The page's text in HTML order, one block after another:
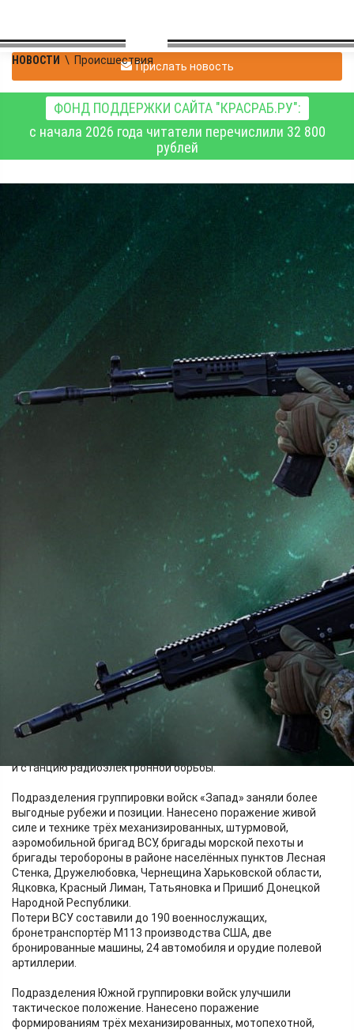
НОВОСТИ \ ПроисшествияПрислать новость
ФОНД ПОДДЕРЖКИ САЙТА "КРАСРАБ.РУ":
с начала 2026 года читатели перечислили 32 800
рублей
Сводка Минобороны РФ
о ходе специальной
военной операции на 21
мая 2026 года
Происшествия
21.05.2026 18:14
Подразделения группировки войск «Север» активными
действиями установили контроль над населённым пунктом
Шестеровка Харьковской области.
Нанесено поражение формированиям двух
механизированных бригад ВСУ и бригады теробороны в
районе населённых пунктов Великая Бабка, Гранов, Рясное,
Старица и Избицкое Харьковской области.
В Сумской области нанесено поражение живой силе и
технике механизированной, десантно-штурмовой бригад,
штурмового полка ВСУ и бригады теробороны в районе
населённых пунктов Могрица, Иволжанское, Запселье и
Дегтярное.
Противник потерял до 195 военнослужащих, 14 автомобилей
и станцию радиоэлектронной борьбы.
Подразделения группировки войск «Запад» заняли более
выгодные рубежи и позиции. Нанесено поражение живой
силе и технике трёх механизированных, штурмовой,
аэромобильной бригад ВСУ, бригады морской пехоты и
бригады теробороны в районе населённых пунктов Лесная
Стенка, Дружелюбовка, Чернещина Харьковской области,
Яцковка, Красный Лиман, Татьяновка и Пришиб Донецкой
Народной Республики.
Потери ВСУ составили до 190 военнослужащих,
бронетранспортёр М113 производства США, две
бронированные машины, 24 автомобиля и орудие полевой
артиллерии.
Подразделения Южной группировки войск улучшили
тактическое положение. Нанесено поражение
формированиям трёх механизированных, мотопехотной,